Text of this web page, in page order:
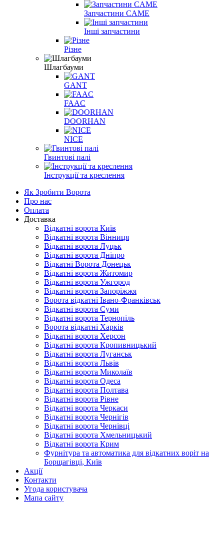
Запчастини CAME
Інші запчастини
Різне
Шлагбауми
GANT
FAAC
DOORHAN
NICE
Гвинтові палі
Інструкції та креслення
Як Зробити Ворота
Про нас
Оплата
Доставка
Відкатні ворота Київ
Відкатні ворота Вінниця
Відкатні ворота Луцьк
Відкатні ворота Дніпро
Відкатні Ворота Донецьк
Відкатні ворота Житомир
Відкатні ворота Ужгород
Відкатні ворота Запоріжжя
Ворота відкатні Івано-Франківськ
Відкатні ворота Суми
Відкатні ворота Тернопіль
Ворота відкатні Харків
Відкатні ворота Херсон
Відкатні ворота Кропивницький
Відкатні ворота Луганськ
Відкатні ворота Львів
Відкатні ворота Миколаїв
Відкатні ворота Одеса
Відкатні ворота Полтава
Відкатні ворота Рівне
Відкатні ворота Черкаси
Відкатні ворота Чернігів
Відкатні ворота Чернівці
Відкатні ворота Хмельницький
Відкатні ворота Крим
Фурнітура та автоматика для відкатних воріт на
Борщагівці, Київ
Акції
Контакти
Угода користувача
Мапа сайту